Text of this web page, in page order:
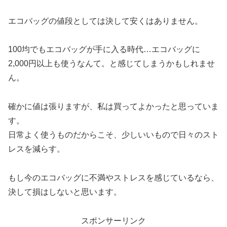
エコバッグの値段としては決して安くはありません。
100均でもエコバッグが手に入る時代…エコバッグに
2,000円以上も使うなんて。と感じてしまうかもしれませ
ん。
確かに値は張りますが、私は買ってよかったと思っていま
す。
日常よく使うものだからこそ、少しいいもので日々のスト
レスを減らす。
もし今のエコバッグに不満やストレスを感じているなら、
決して損はしないと思います。
スポンサーリンク